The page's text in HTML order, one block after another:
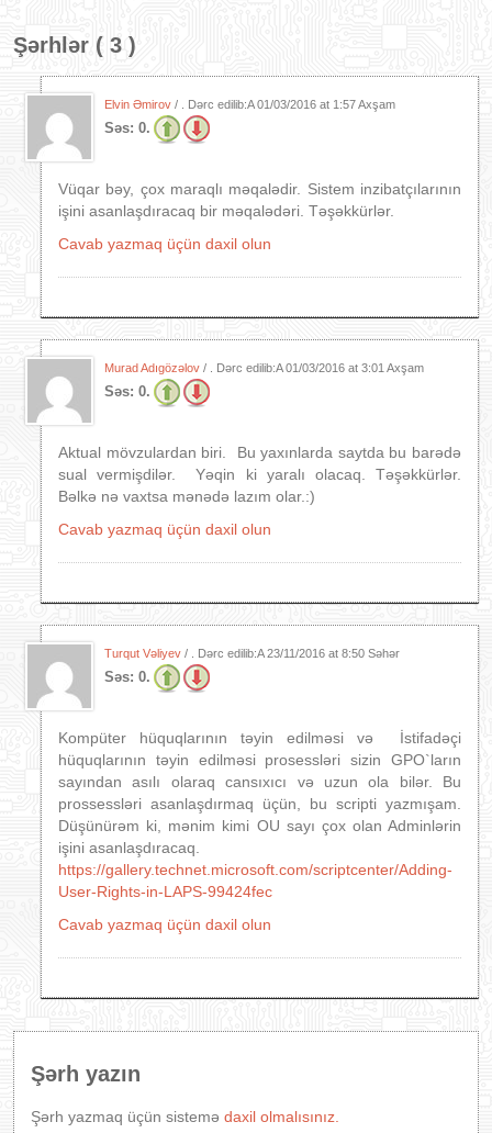
Şərhlər ( 3 )
Elvin Əmirov / . Dərc edilib:A01/03/2016 at 1:57 Axşam
Səs: 0.
Vüqar bəy, çox maraqlı məqalədir. Sistem inzibatçılarının
işini asanlaşdıracaq bir məqalədəri. Təşəkkürlər.
Cavab yazmaq üçün daxil olun
Murad Adıgözəlov / . Dərc edilib:A01/03/2016 at 3:01 Axşam
Səs: 0.
Aktual mövzulardan biri. Bu yaxınlarda saytda bu barədə
sual vermişdilər. Yəqin ki yaralı olacaq. Təşəkkürlər.
Bəlkə nə vaxtsa mənədə lazım olar.:)
Cavab yazmaq üçün daxil olun
Turqut Vəliyev / . Dərc edilib:A23/11/2016 at 8:50 Səhər
Səs: 0.
Kompüter hüquqlarının təyin edilməsi və İstifadəçi
hüquqlarının təyin edilməsi prosessləri sizin GPO`ların
sayından asılı olaraq cansıxıcı və uzun ola bilər. Bu
prossessləri asanlaşdırmaq üçün, bu scripti yazmışam.
Düşünürəm ki, mənim kimi OU sayı çox olan Adminlərin
işini asanlaşdıracaq.
https://gallery.technet.microsoft.com/scriptcenter/Adding-
User-Rights-in-LAPS-99424fec
Cavab yazmaq üçün daxil olun
Şərh yazın
Şərh yazmaq üçün sistemə daxil olmalısınız.